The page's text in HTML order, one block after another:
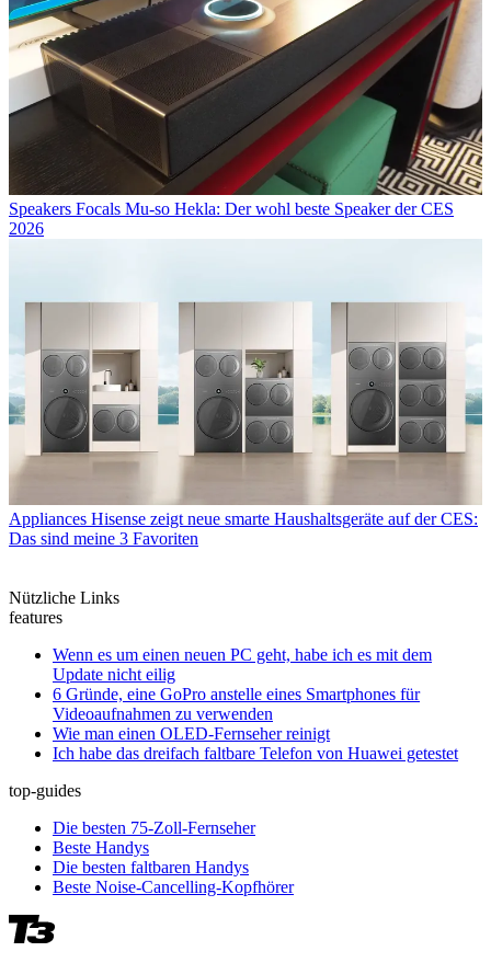
Speakers Focals Mu-so Hekla: Der wohl beste Speaker der CES
2026
Appliances Hisense zeigt neue smarte Haushaltsgeräte auf der CES:
Das sind meine 3 Favoriten
Nützliche Links
features
Wenn es um einen neuen PC geht, habe ich es mit dem
Update nicht eilig
6 Gründe, eine GoPro anstelle eines Smartphones für
Videoaufnahmen zu verwenden
Wie man einen OLED-Fernseher reinigt
Ich habe das dreifach faltbare Telefon von Huawei getestet
top-guides
Die besten 75-Zoll-Fernseher
Beste Handys
Die besten faltbaren Handys
Beste Noise-Cancelling-Kopfhörer